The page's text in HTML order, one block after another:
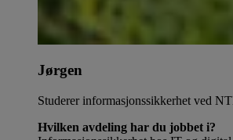
Jørgen
Studerer informasjonssikkerhet ved
Hvilken avdeling har du jobbet i?